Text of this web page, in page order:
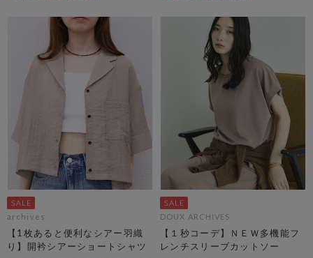
archives
【1枚あると便利なシアー羽織
り】開衿シアーショートシャツ
DOUX ARCHIVES
【１秒コーデ】ＮＥＷ多機能フ
レンチスリーブカットソー